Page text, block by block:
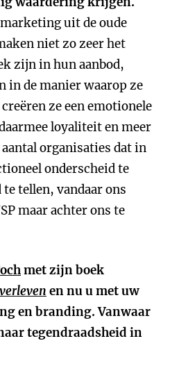
uit de oude
niet zo zeer het
zijn in hun aanbod,
in de manier waarop ze
ze een emotionele
loyaliteit en meer
organisaties dat in
onderscheid te
tellen, vandaar ons
maar achter ons te
met zijn boek
en nu u met uw
en branding. Vanwaar
tegendraadsheid in